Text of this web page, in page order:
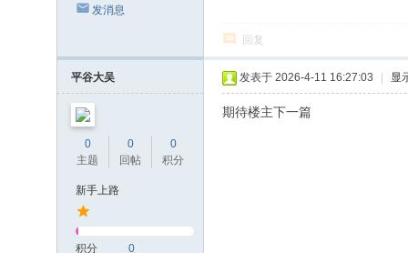
发消息
回复
平谷大吴
0
主题
0
回帖
0
积分
新手上路
积分 0
发表于 2026-4-11 16:27:03 显
期待楼主下一篇